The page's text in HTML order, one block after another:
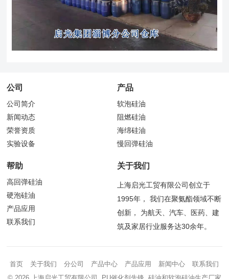
公司
公司简介
新闻动态
荣誉资质
实验设备
产品
软泡硅油
阻燃硅油
海绵硅油
慢回弹硅油
帮助
高回弹硅油
硬泡硅油
产品应用
联系我们
关于我们
上海启光工贸有限公司创立于
1995年， 我们在聚氨酯领域不断
创新， 为航天、汽车、医药、建
筑及家居行业服务达30余年。
首页 关于我们 分公司 产品中心 产品应用 新闻中心
联系我们